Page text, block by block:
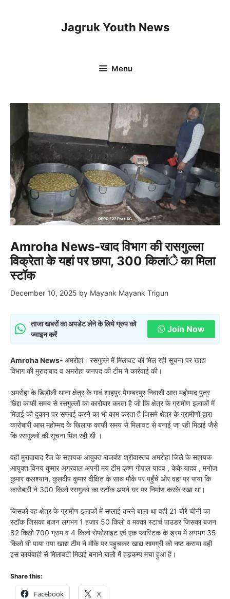
Jagruk Youth News
Menu
Amroha News-खाद विभाग की रासगुल्ला
विक्रेता के यहां पर छापा, 300 किलांे का मिला
स्टॉक
December 10, 2025 by Mayank Mayank Trigun
ताजा खबरों का अपडेट लेने के लिये ग्रुप को
ज्वाइन करें
Join Now
Amroha News- अमरोहा। रसगुल्ले में मिलावट की मिल रही सूचना पर खाद्य
विभाग की मुरादाबाद व अमरोहा जनपद की टीम ने कार्रवाई की।
अमरोहा के डिडौली थाना क्षेत्र के गावं शाहपुर पैगम्बरपुर निवासी आस महोम्मद पुत्र
छिद्दा काफी समय से रसगुल्लों का कारोबार करता है जो कि क्षेत्र के ग्रामीण इलाकों में
मिठाई की दुकान पर सप्लाई करने का भी काम करता है जिसमे क्षेत्र के ग्रामीणों द्वारा
कारोबारी आस महोम्मद के खिलाफ काफी समय से मिलावट से बनाई जा रही मिठाई जैसे
कि रसगुल्लों की सूचना मिल रही थी ।
वही मुरादाबाद रेंज के सहायक आयुक्त राजवंश श्रीवास्तव अमरोहा जिले के सहायक
आयुक्त विनय कुमार अग्रवाल अपनी मय टीम कृष्ण गोपाल यादव , केके यादव , मनोज
कुमार कलश्यान, कुलदीप कुमार दीक्षित के साथ मौके पर पहुँचे ओर वहां पर पाया कि
कारोबारी ने 300 किलो रसगुल्ले का स्टॉक अपने घर पर निर्माण करके रखा था।
जिसको वह क्षेत्र के ग्रामीण इलाकों में सप्लाई करने बाला था वही 21 बोरे चीनी का
स्टॉक जिसका बजन लगभग 1 हजार 50 किलो व मक्का स्टार्च पाउडर जिसका बजन
82 किलो 700 ग्राम व 4 किलो सेफोलाइट एवं एक प्लास्टिक के ड्रम में लगभग 35
किलो घी पाया गया खाद्य टीम ने मौके पर पहुचकर खाद्य सामग्री को नष्ट कराया वही
इस कार्यवाही से मिलावटी मिठाई बनाने बालो में हड़कम्प मचा हुआ है।
Share this:
Facebook X